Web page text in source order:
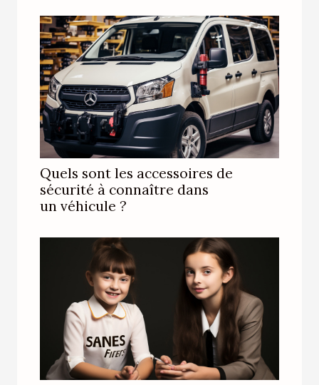
Quels sont les accessoires de
sécurité à connaître dans
un véhicule ?